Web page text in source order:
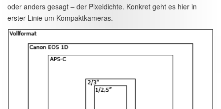
oder anders gesagt – der Pixeldichte. Konkret geht es hier in
erster Linie um Kompaktkameras.